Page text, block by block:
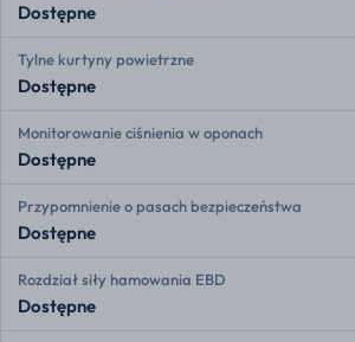
Dostępne
Tylne kurtyny powietrzne
Dostępne
Monitorowanie ciśnienia w oponach
Dostępne
Przypomnienie o pasach bezpieczeństwa
Dostępne
Rozdział siły hamowania EBD
Dostępne